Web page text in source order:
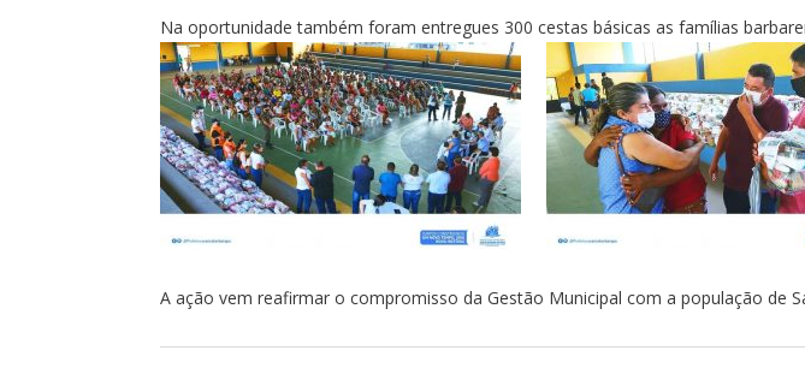
Na oportunidade também foram entregues 300 cestas básicas as famílias
A ação vem reafirmar o compromisso da Gestão Municipal com a população de